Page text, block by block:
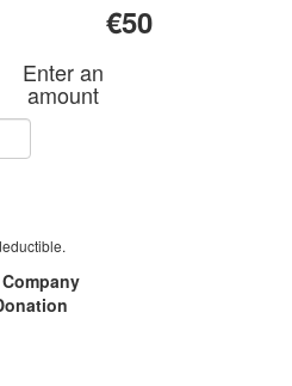
€50
Enter an
amount